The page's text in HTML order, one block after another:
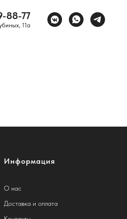
88-77
11а
Информация
О нас
Доставка и оплата